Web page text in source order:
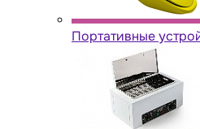
Портативные